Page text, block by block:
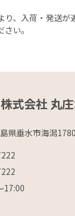
、入荷・発送が
い。
株式会社 丸
県垂水市海潟
17:00